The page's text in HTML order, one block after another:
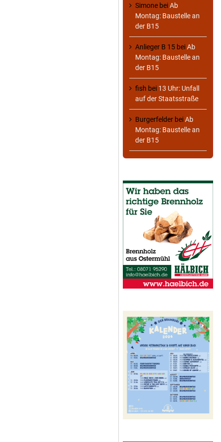
Simone beiAb
Montag: Baustelle an
der B15
Anlieger B 15 beiAb
Montag: Baustelle an
der B15
fish bei 13 Uhr: Unfall
auf der Staatsstraße
Burgerfelder beiAb
Montag: Baustelle an
der B15